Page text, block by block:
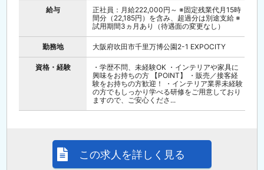
給与
正社員：月給222,000円～ ※固定残業代月15時
間分（22,185円）を含み、超過分は別途支給 ※
試用期間3ヵ月あり（待遇面の変更なし）
勤務地 大阪府吹田市千里万博公園2-1 EXPOCITY
資格・経験
・学歴不問、未経験OK ・インテリアや家具に
興味をお持ちの方 【POINT】 ・販売／接客経
験をお持ちの方歓迎！ ・インテリア業界未経験
の方でもしっかり学べる研修をご用意しており
ますので、ご安心くださ...
この求人を詳しく見る